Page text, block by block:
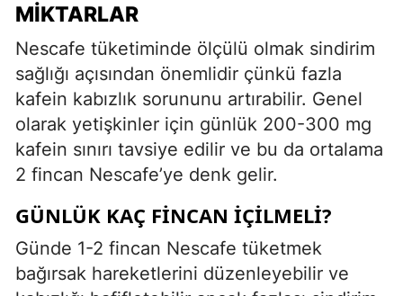
MIKTARLAR
Nescafe tüketiminde ölçülü olmak sindirim
sağlığı açısından önemlidir çünkü fazla
kafein kabızlık sorununu artırabilir. Genel
olarak yetişkinler için günlük 200-300 mg
kafein sınırı tavsiye edilir ve bu da ortalama
2 fincan Nescafe’ye denk gelir.
GÜNLÜK KAÇ FINCAN İÇILMELI?
Günde 1-2 fincan Nescafe tüketmek
bağırsak hareketlerini düzenleyebilir ve